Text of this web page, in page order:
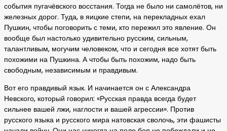
события пугачёвского восстания. Тогда не было ни самолётов, ни
железных дорог. Туда, в яицкие степи, на перекладных ехал
Пушкин, чтобы поговорить с теми, кто пережил это явление. Он
вообще был настолько удивительно русским, сильным,
талантливым, могучим человеком, что и сегодня все хотят быть
похожими на Пушкина. А чтобы быть похожим, надо быть
свободным, независимым и правдивым.
Вот его правдивый язык. И начинается он с Александра
Невского, который говорил: «Русская правда всегда будет
сильнее вашей лжи, наглости и вашей агрессии». Против
русского языка и русского мира натовская сволочь, эти фашисты